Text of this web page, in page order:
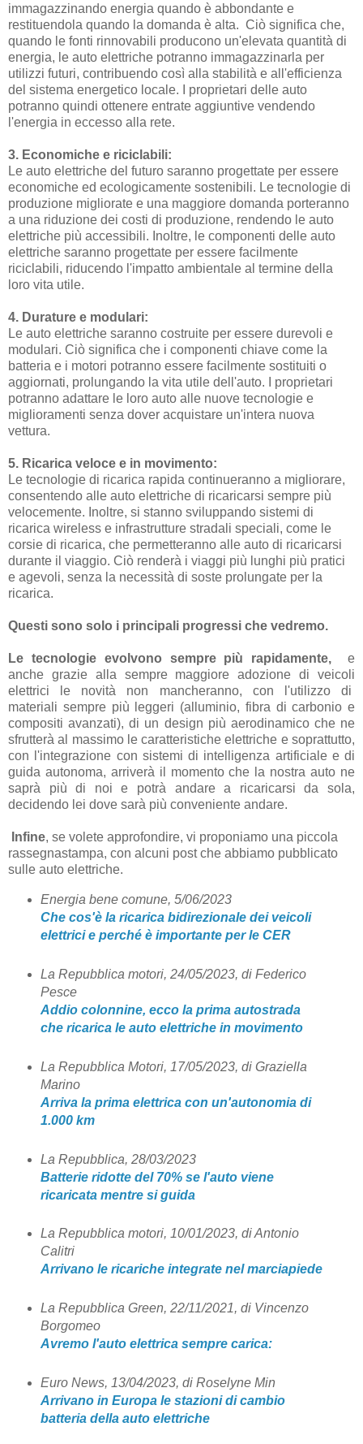
immagazzinando energia quando è abbondante e
restituendola quando la domanda è alta. Ciò significa che,
quando le fonti rinnovabili producono un'elevata quantità di
energia, le auto elettriche potranno immagazzinarla per
utilizzi futuri, contribuendo così alla stabilità e all'efficienza
del sistema energetico locale. I proprietari delle auto
potranno quindi ottenere entrate aggiuntive vendendo
l'energia in eccesso alla rete.
3. Economiche e riciclabili:
Le auto elettriche del futuro saranno progettate per essere
economiche ed ecologicamente sostenibili. Le tecnologie di
produzione migliorate e una maggiore domanda porteranno
a una riduzione dei costi di produzione, rendendo le auto
elettriche più accessibili. Inoltre, le componenti delle auto
elettriche saranno progettate per essere facilmente
riciclabili, riducendo l'impatto ambientale al termine della
loro vita utile.
4. Durature e modulari:
Le auto elettriche saranno costruite per essere durevoli e
modulari. Ciò significa che i componenti chiave come la
batteria e i motori potranno essere facilmente sostituiti o
aggiornati, prolungando la vita utile dell'auto. I proprietari
potranno adattare le loro auto alle nuove tecnologie e
miglioramenti senza dover acquistare un'intera nuova
vettura.
5. Ricarica veloce e in movimento:
Le tecnologie di ricarica rapida continueranno a migliorare,
consentendo alle auto elettriche di ricaricarsi sempre più
velocemente. Inoltre, si stanno sviluppando sistemi di
ricarica wireless e infrastrutture stradali speciali, come le
corsie di ricarica, che permetteranno alle auto di ricaricarsi
durante il viaggio. Ciò renderà i viaggi più lunghi più pratici
e agevoli, senza la necessità di soste prolungate per la
ricarica.
Questi sono solo i principali progressi che vedremo.
Le tecnologie evolvono sempre più rapidamente, e
anche grazie alla sempre maggiore adozione di veicoli
elettrici le novità non mancheranno, con l'utilizzo di
materiali sempre più leggeri (alluminio, fibra di carbonio e
compositi avanzati), di un design più aerodinamico che ne
sfrutterà al massimo le caratteristiche elettriche e soprattutto,
con l'integrazione con sistemi di intelligenza artificiale e di
guida autonoma, arriverà il momento che la nostra auto ne
saprà più di noi e potrà andare a ricaricarsi da sola,
decidendo lei dove sarà più conveniente andare.
Infine, se volete approfondire, vi proponiamo una piccola
rassegnastampa, con alcuni post che abbiamo pubblicato
sulle auto elettriche.
Energia bene comune, 5/06/2023
Che cos'è la ricarica bidirezionale dei veicoli
elettrici e perché è importante per le CER
La Repubblica motori, 24/05/2023, di Federico
Pesce
Addio colonnine, ecco la prima autostrada
che ricarica le auto elettriche in movimento
La Repubblica Motori, 17/05/2023, di Graziella
Marino
Arriva la prima elettrica con un'autonomia di
1.000 km
La Repubblica, 28/03/2023
Batterie ridotte del 70% se l'auto viene
ricaricata mentre si guida
La Repubblica motori, 10/01/2023, di Antonio
Calitri
Arrivano le ricariche integrate nel marciapiede
La Repubblica Green, 22/11/2021, di Vincenzo
Borgomeo
Avremo l'auto elettrica sempre carica:
Euro News, 13/04/2023, di Roselyne Min
Arrivano in Europa le stazioni di cambio
batteria della auto elettriche